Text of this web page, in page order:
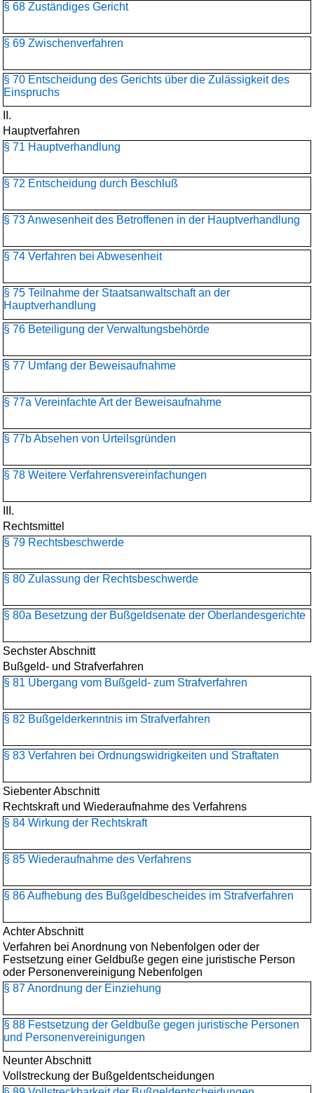
§ 68 Zuständiges Gericht
§ 69 Zwischenverfahren
§ 70 Entscheidung des Gerichts über die Zulässigkeit des
Einspruchs
II.
Hauptverfahren
§ 71 Hauptverhandlung
§ 72 Entscheidung durch Beschluß
§ 73 Anwesenheit des Betroffenen in der Hauptverhandlung
§ 74 Verfahren bei Abwesenheit
§ 75 Teilnahme der Staatsanwaltschaft an der
Hauptverhandlung
§ 76 Beteiligung der Verwaltungsbehörde
§ 77 Umfang der Beweisaufnahme
§ 77a Vereinfachte Art der Beweisaufnahme
§ 77b Absehen von Urteilsgründen
§ 78 Weitere Verfahrensvereinfachungen
III.
Rechtsmittel
§ 79 Rechtsbeschwerde
§ 80 Zulassung der Rechtsbeschwerde
§ 80a Besetzung der Bußgeldsenate der Oberlandesgerichte
Sechster Abschnitt
Bußgeld- und Strafverfahren
§ 81 Übergang vom Bußgeld- zum Strafverfahren
§ 82 Bußgelderkenntnis im Strafverfahren
§ 83 Verfahren bei Ordnungswidrigkeiten und Straftaten
Siebenter Abschnitt
Rechtskraft und Wiederaufnahme des Verfahrens
§ 84 Wirkung der Rechtskraft
§ 85 Wiederaufnahme des Verfahrens
§ 86 Aufhebung des Bußgeldbescheides im Strafverfahren
Achter Abschnitt
Verfahren bei Anordnung von Nebenfolgen oder der
Festsetzung einer Geldbuße gegen eine juristische Person
oder Personenvereinigung Nebenfolgen
§ 87 Anordnung der Einziehung
§ 88 Festsetzung der Geldbuße gegen juristische Personen
und Personenvereinigungen
Neunter Abschnitt
Vollstreckung der Bußgeldentscheidungen